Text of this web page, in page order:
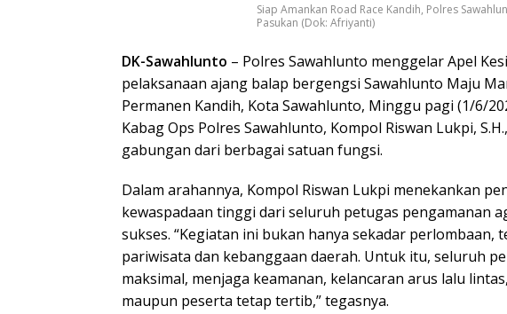
Siap Amankan Road Race Kandih, Polres
Pasukan (Dok: Afriyanti)
DK-Sawahlunto – Polres Sawahlunto menggelar Apel
pelaksanaan ajang balap bergengsi Sawahlunto Maju
Permanen Kandih, Kota Sawahlunto, Minggu pagi (1/6/
Kabag Ops Polres Sawahlunto, Kompol Riswan Lukpi,
gabungan dari berbagai satuan fungsi.
Dalam arahannya, Kompol Riswan Lukpi menekankan
kewaspadaan tinggi dari seluruh petugas pengamanan
sukses. “Kegiatan ini bukan hanya sekadar perlombaan,
pariwisata dan kebanggaan daerah. Untuk itu, seluruh
maksimal, menjaga keamanan, kelancaran arus lalu
maupun peserta tetap tertib,” tegasnya.